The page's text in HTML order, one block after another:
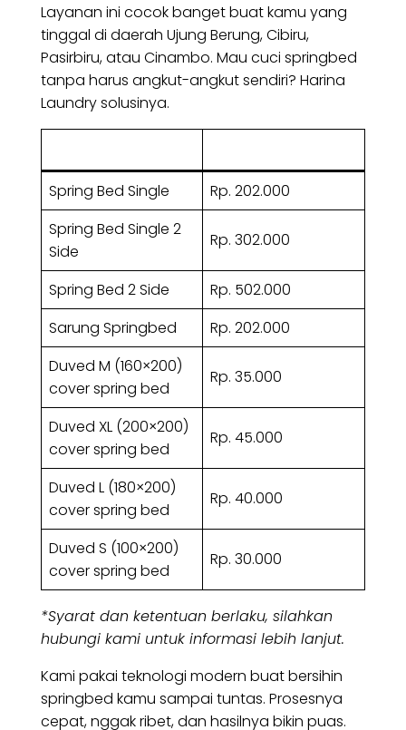
Layanan ini cocok banget buat kamu yang
tinggal di daerah Ujung Berung, Cibiru,
Pasirbiru, atau Cinambo. Mau cuci springbed
tanpa harus angkut-angkut sendiri? Harina
Laundry solusinya.
Spring Bed Single
Rp. 202.000
Spring Bed Single 2
Side
Rp. 302.000
Spring Bed 2 Side
Rp. 502.000
Sarung Springbed
Rp. 202.000
Duved M (160×200)
cover spring bed
Rp. 35.000
Duved XL (200×200)
cover spring bed
Rp. 45.000
Duved L (180×200)
cover spring bed
Rp. 40.000
Duved S (100×200)
cover spring bed
Rp. 30.000
*Syarat dan ketentuan berlaku, silahkan
hubungi kami untuk informasi lebih lanjut.
Kami pakai teknologi modern buat bersihin
springbed kamu sampai tuntas. Prosesnya
cepat, nggak ribet, dan hasilnya bikin puas.